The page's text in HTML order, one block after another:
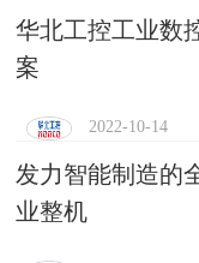
华北工控工业数
案
2022-10-14
发力智能制造的
业整机